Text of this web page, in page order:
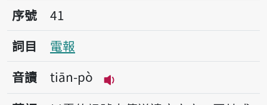
序號41電報
序號
41
詞目
電報
音讀
tiān-pò
播放音讀tiān-pò